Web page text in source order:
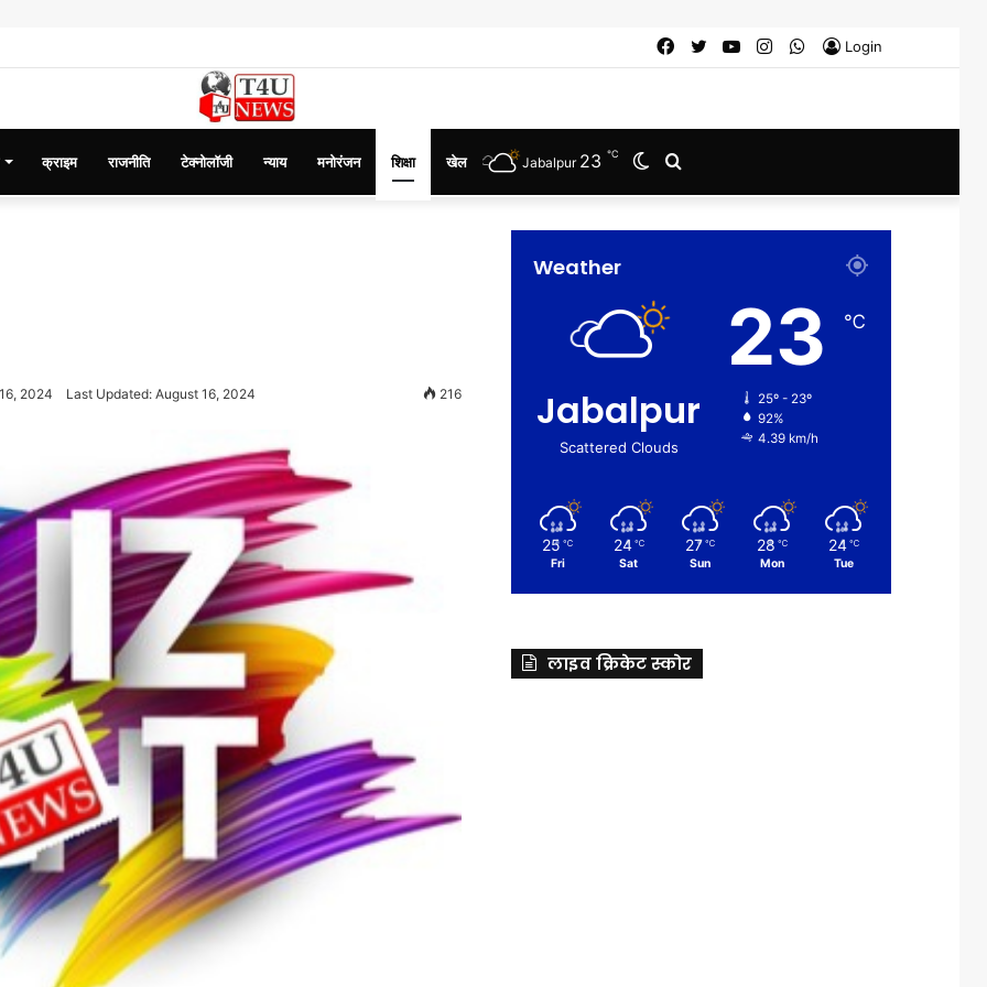
Login
WhatsApp
Instagram
YouTube
Twitter
Facebook
क्राइम राजनीति टेक्नोलॉजी न्याय मनोरंजन शिक्षा खेल
for
Switch
skin
Jabalpur 23 ℃
2024 Last Updated: August 16, 2024 216
Weather
Jabalpur
Scattered Clouds
23 ℃
25º - 23º
92%
4.39 km/h
25 ℃
Fri
24 ℃
Sat
27 ℃
Sun
28 ℃
Mon
24 ℃
Tue
लाइव क्रिकेट स्कोर